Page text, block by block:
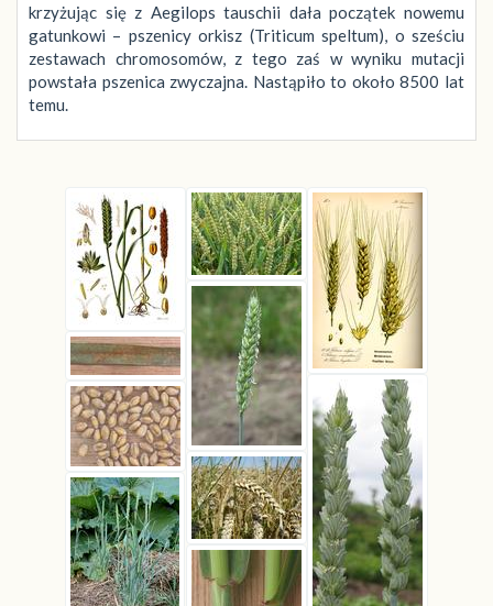
krzyżując się z Aegilops tauschii dała początek nowemu
gatunkowi – pszenicy orkisz (Triticum speltum), o sześciu
zestawach chromosomów, z tego zaś w wyniku mutacji
powstała pszenica zwyczajna. Nastąpiło to około 8500 lat
temu.